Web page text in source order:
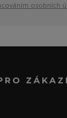
osobních